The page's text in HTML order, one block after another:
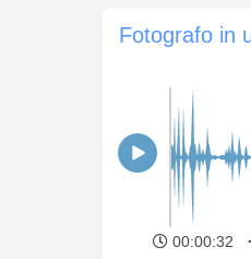
Fotografo in
00:00:32